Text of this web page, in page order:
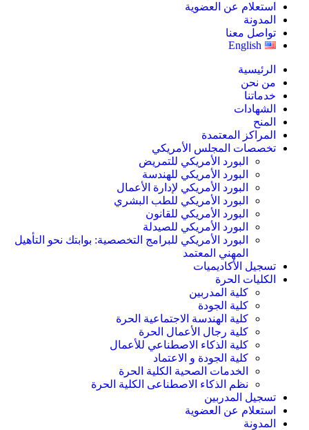
استعلام عن العضوية
المدونة
تواصل معنا
English
الرئيسية
من نحن
خدماتنا
الشهادات
المنح
المراكز المعتمدة
تخصصات المجلس الأمريكي
البورد الأمريكي للتمريض
البورد الأمريكي للهندسة
البورد الأمريكي لإدارة الأعمال
البورد الأمريكي للطب البشري
البورد الأمريكي للقانون
البورد الأمريكي للصيدلة
البورد الأمريكي للبرامج التخصصية: بوابتك نحو التأهيل
المهني المعتمد
تسجيل الأكاديميات
الكليات الحرة
كلية المدربين
كلية الجودة
كلية الهندسة الاجتماعية الحرة
كلية رجال الأعمال الحرة
كلية الذكاء الاصطناعي للأعمال
كلية الجودة و الاعتماد
الخدمات الصحية الكلية الحرة
نظم الذكاء الاصطناعى الكلية الحرة
تسجيل المدربين
استعلام عن العضوية
المدونة